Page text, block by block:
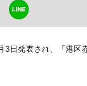
日発表され、「港区